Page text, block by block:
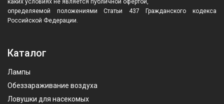
каких условиях не является публичной офертой,
определяемой положениями Статьи 437 Гражданского кодекса
Российской Федерации.
Каталог
Лампы
Обеззараживание воздуха
Ловушки для насекомых